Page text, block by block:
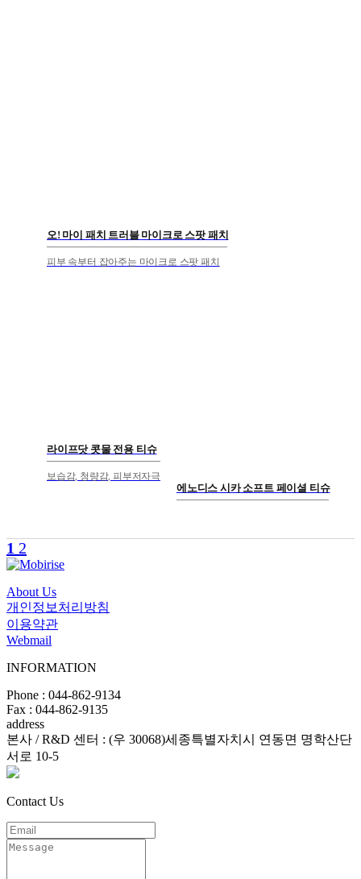
오! 마이 패치 트러블 마이크로 스팟 패치
피부 속부터 잡아주는 마이크로 스팟 패치
라이프닷 콧물 전용 티슈
보습감, 청량감, 피부저자극
에노디스 시카 소프트 페이셜 티슈
1 2
About Us
개인정보처리방침
이용약관
Webmail
INFORMATION
Phone : 044-862-9134
Fax : 044-862-9135
address
본사 / R&D 센터 : (우 30068)세종특별자치시 연동면 명학산단
서로 10-5
Contact Us